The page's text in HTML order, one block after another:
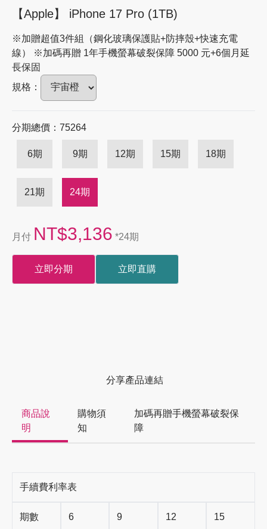
【Apple】 iPhone 17 Pro (1TB)
※加贈超值3件組（鋼化玻璃保護貼+防摔殼+快速充電
線） ※加碼再贈 1年手機螢幕破裂保障 5000 元+6個月延
長保固
規格：
分期總價：75264
6期 9期 12期 15期 18期
21期 24期
月付 NT$3,136 *24期
立即分期 立即直購
分享產品連結
商品說
明
購物須
知
加碼再贈手機螢幕破裂保
障
手續費利率表
期數 6 9 12 15